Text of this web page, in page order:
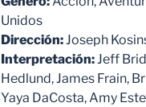
Unidos
Dirección:Joseph
Interpretación:Jeff
Hedlund, James Frain,
Yaya DaCosta, Amy